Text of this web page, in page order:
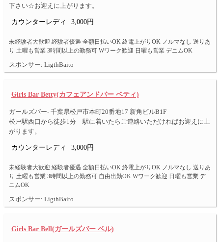
下さい☆お迎えに上がります。
カウンターレディ 3,000円
未経験者大歓迎 経験者優遇 全額日払いOK 終電上がりOK ノルマなし 送りあ
り 土曜も営業 3時間以上の勤務可 Wワーク歓迎 日曜も営業 デニムOK
スポンサー: LigthBaito
Girls Bar Betty(カフェアンドバー ベティ)
ガールズバー- 千葉県松戸市本町20番地17 新角ビルB1F
松戸駅西口から徒歩1分 駅に着いたらご連絡いただければお迎えに上
がります。
カウンターレディ 3,000円
未経験者大歓迎 経験者優遇 全額日払いOK 終電上がりOK ノルマなし 送りあ
り 土曜も営業 3時間以上の勤務可 自由出勤OK Wワーク歓迎 日曜も営業 デ
ニムOK
スポンサー: LigthBaito
Girls Bar Bell(ガールズバー ベル)